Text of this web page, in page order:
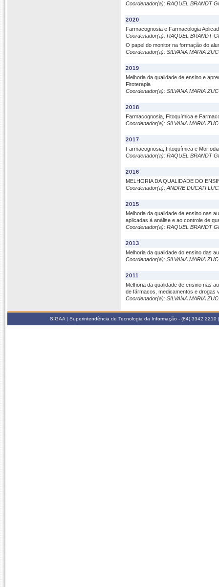
Coordenador(a): RAQUEL BRANDT
2020
Farmacognosia e Farmacologia
Coordenador(a): RAQUEL BRANDT
O papel do monitor na formação do
Coordenador(a): SILVANA MARIA
2019
Melhoria da qualidade de ensino e
Fitoterapia
Coordenador(a): SILVANA MARIA
2018
Farmacognosia, Fitoquímica e
Coordenador(a): SILVANA MARIA
2017
Farmacognosia, Fitoquímica e
Coordenador(a): RAQUEL BRANDT
2016
MELHORIA DA QUALIDADE DO
Coordenador(a): ANDRE DUCATI
2015
Melhoria da qualidade de ensino nas
aplicadas à análise e ao controle de
Coordenador(a): RAQUEL BRANDT
2013
Melhoria da qualidade do ensino das
Coordenador(a): SILVANA MARIA
2011
Melhoria da qualidade de ensino nas
de fármacos, medicamentos e drogas
Coordenador(a): SILVANA MARIA
SIGAA | Superintendência de Tecnologia da Informação - (84) 3342